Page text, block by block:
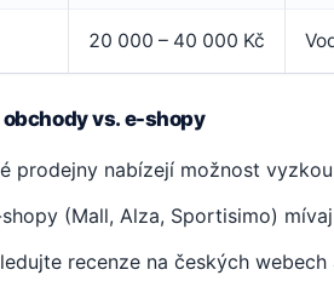
20 000 – 40 000 Kč
vs. e-shopy
prodejny nabízejí možnost
(Mall, Alza, Sportisimo)
recenze na českých